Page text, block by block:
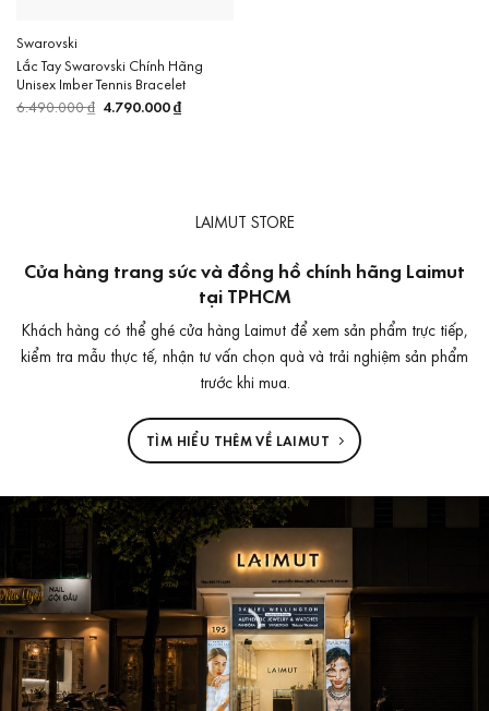
Swarovski
Lắc Tay Swarovski Chính Hãng
Unisex Imber Tennis Bracelet
6.490.000₫ Giá
gốc
4.790.000₫Giá
hiện
LAIMUT STORE
Cửa hàng trang sức và đồng hồ chính hãng Laimut
tại TPHCM
Khách hàng có thể ghé cửa hàng Laimut để xem sản phẩm trực tiếp,
kiểm tra mẫu thực tế, nhận tư vấn chọn quà và trải nghiệm sản phẩm
trước khi mua.
TÌM HIỂU THÊM VỀ LAIMUT